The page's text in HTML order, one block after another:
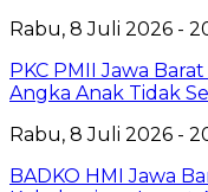
Rabu, 8 Juli 2026 -
PKC PMII Jawa
Angka Anak Tidak
Rabu, 8 Juli 2026 -
BADKO HMI Jawa